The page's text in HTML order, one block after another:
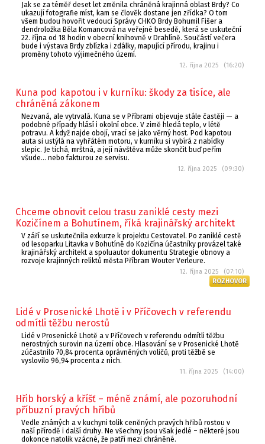
Jak se za téměř deset let změnila chráněná krajinná oblast Brdy? Co
ukazují fotografie míst, kam se člověk dostane jen zřídka? O tom
všem budou hovořit vedoucí Správy CHKO Brdy Bohumil Fišer a
dendroložka Běla Komancová na veřejné besedě, která se uskuteční
22. října od 18 hodin v obecní knihovně v Drahlíně. Součástí večera
bude i výstava Brdy zblízka i zdálky, mapující přírodu, krajinu i
proměny tohoto výjimečného území.
12. října 2025 (16:20)
Kuna pod kapotou i v kurníku: škody za tisíce, ale
chráněná zákonem
Nezvaná, ale vytrvalá. Kuna se v Příbrami objevuje stále častěji — a
podobné případy hlásí i okolní obce. V zimě hledá teplo, v létě
potravu. A když najde obojí, vrací se jako věrný host. Pod kapotou
auta si ustýlá na vyhřátém motoru, v kurníku si vybírá z nabídky
slepic. Je tichá, mrštná, a její návštěva může skončit buď peřím
všude… nebo fakturou ze servisu.
12. října 2025 (09:30)
Chceme obnovit celou trasu zaniklé cesty mezi
Kozičínem a Bohutínem, říká krajinářský architekt
V září se uskutečnila exkurze k projektu Cestovatel. Po zaniklé cestě
od lesoparku Litavka v Bohutíně do Kozičína účastníky provázel také
krajinářský architekt a spoluautor dokumentu Strategie obnovy a
rozvoje krajinných reliktů města Příbram Wouter Verleure.
12. října 2025 (07:10)
ROZHOVOR
Lidé v Prosenické Lhotě i v Příčovech v referendu
odmítli těžbu nerostů
Lidé v Prosenické Lhotě a v Příčovech v referendu odmítli těžbu
nerostných surovin na území obce. Hlasování se v Prosenické Lhotě
zúčastnilo 70,84 procenta oprávněných voličů, proti těžbě se
vyslovilo 96,94 procenta z nich.
11. října 2025 (14:00)
Hřib horský a kříšť – méně známí, ale pozoruhodní
příbuzní pravých hřibů
Vedle známých a v kuchyni tolik ceněných pravých hřibů rostou v
naší přírodě i další druhy. Ne všechny jsou však jedlé – některé jsou
dokonce natolik vzácné, že patří mezi chráněné.